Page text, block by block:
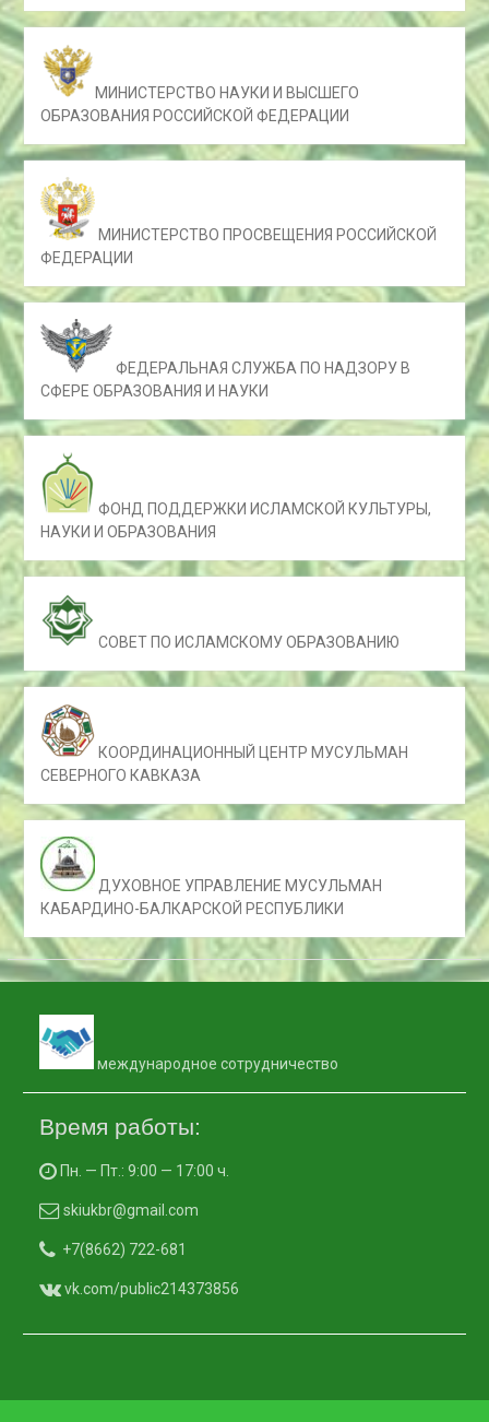
МИНИСТЕРСТВО НАУКИ И ВЫСШЕГО
ОБРАЗОВАНИЯ РОССИЙСКОЙ ФЕДЕРАЦИИ
МИНИСТЕРСТВО ПРОСВЕЩЕНИЯ РОССИЙСКОЙ
ФЕДЕРАЦИИ
ФЕДЕРАЛЬНАЯ СЛУЖБА ПО НАДЗОРУ В
СФЕРЕ ОБРАЗОВАНИЯ И НАУКИ
ФОНД ПОДДЕРЖКИ ИСЛАМСКОЙ КУЛЬТУРЫ,
НАУКИ И ОБРАЗОВАНИЯ
СОВЕТ ПО ИСЛАМСКОМУ ОБРАЗОВАНИЮ
КООРДИНАЦИОННЫЙ ЦЕНТР МУСУЛЬМАН
СЕВЕРНОГО КАВКАЗА
ДУХОВНОЕ УПРАВЛЕНИЕ МУСУЛЬМАН
КАБАРДИНО-БАЛКАРСКОЙ РЕСПУБЛИКИ
международное сотрудничество
Время работы:
Пн. — Пт.: 9:00 — 17:00 ч.
skiukbr@gmail.com
+7(8662) 722-681
vk.com/public214373856